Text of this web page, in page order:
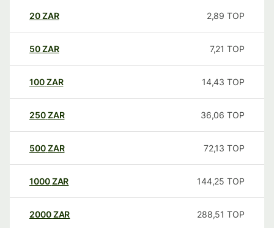
20ZAR 2,89 TOP
50ZAR 7,21 TOP
100ZAR 14,43 TOP
250ZAR 36,06 TOP
500ZAR 72,13 TOP
1000ZAR 144,25 TOP
2000ZAR 288,51 TOP